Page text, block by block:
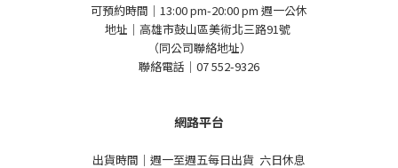
可預約時間｜13:00 pm-20:00 pm 週一公休
地址｜高雄市鼓山區美術北三路91號
（同公司聯絡地址）
聯絡電話｜07 552-9326
網路平台
出貨時間｜週一至週五每日出貨 六日休息